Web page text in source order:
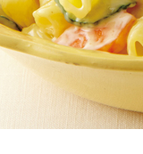
な
の
き
ょ
う